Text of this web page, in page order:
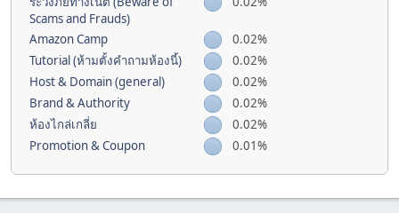
Scams and Frauds)
Amazon Camp
0.02%
Tutorial (ห้ามตั้งคำถามห้องนี้)
0.02%
Host & Domain (general)
0.02%
Brand & Authority
0.02%
ห้องไกล่เกลี่ย
0.02%
Promotion & Coupon
0.01%